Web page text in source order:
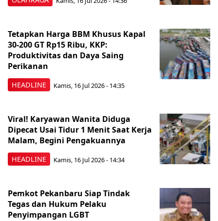
HEADLINE
Tetapkan Harga BBM Khusus Kapal
30-200 GT Rp15 Ribu, KKP:
Produktivitas dan Daya Saing
Perikanan
Kamis, 16 Jul 2026 - 14:35
HEADLINE
Viral! Karyawan Wanita Diduga
Dipecat Usai Tidur 1 Menit Saat Kerja
Malam, Begini Pengakuannya
Kamis, 16 Jul 2026 - 14:34
Pemkot Pekanbaru Siap Tindak
Tegas dan Hukum Pelaku
Penyimpangan LGBT